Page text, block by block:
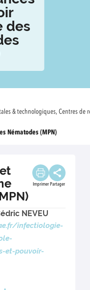
des
& technologiques, Centres de
Nématodes (MPN)
Imprimer Partager
NEVEU
infectiologie-
et-pouvoir-